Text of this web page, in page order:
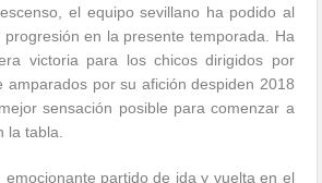
el equipo sevillano ha podido al
en la presente temporada. Ha
victoria para los chicos dirigidos por
amparados por su afición despiden 2018
sensación posible para comenzar a
la tabla.
partido de ida y vuelta en el